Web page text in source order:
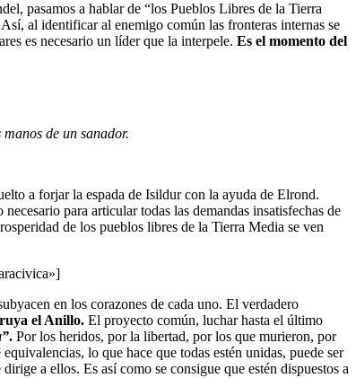
pasamos a hablar de “los Pueblos Libres de la Tierra
al identificar al enemigo común las fronteras internas se
es necesario un líder que la interpele. Es el momento del
de un sanador.
a forjar la espada de Isildur con la ayuda de Elrond.
para articular todas las demandas insatisfechas de
de los pueblos libres de la Tierra Media se ven
en los corazones de cada uno. El verdadero
el Anillo. El proyecto común, luchar hasta el último
. Por los heridos, por la libertad, por los que murieron, por
lo que hace que todas estén unidas, puede ser
a ellos. Es así como se consigue que estén dispuestos a